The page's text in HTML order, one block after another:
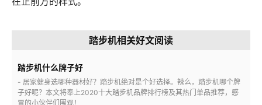
踏步机相关好文阅读
踏步机什么牌子好
- 居家健身选哪种器材好？踏步机绝对是个好选择。辣么，踏步机哪个牌
子好呢？本文将奉上2020十大踏步机品牌排行榜及其热门单品推荐，感
冒的小伙伴们围观！